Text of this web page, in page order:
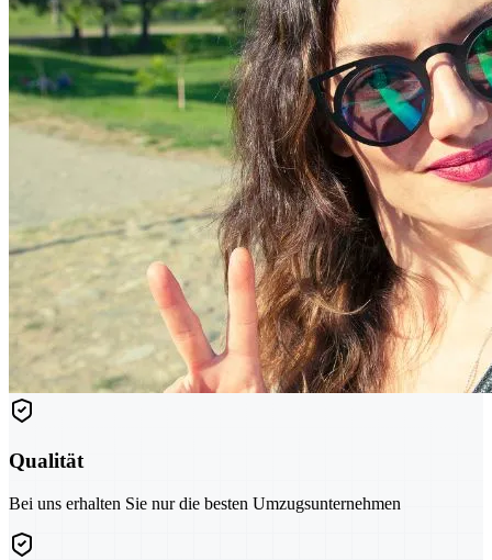
Qualität
Bei uns erhalten Sie nur die besten Umzugsunternehmen